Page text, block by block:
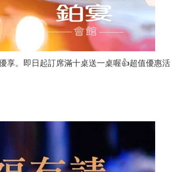
享。即日起訂席滿十桌送一桌喔👍超值優惠活